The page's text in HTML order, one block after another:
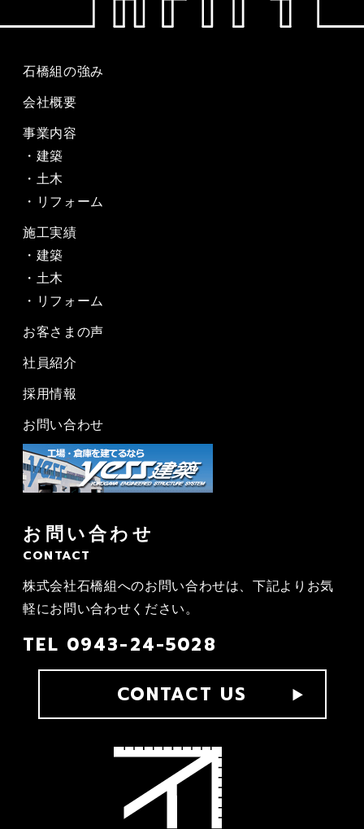
石橋組の強み
会社概要
事業内容
建築
土木
リフォーム
施工実績
建築
土木
リフォーム
お客さまの声
社員紹介
採用情報
お問い合わせ
お問い合わせ
CONTACT
株式会社石橋組へのお問い合わせは、下記よりお気
軽にお問い合わせください。
TEL 0943-24-5028
CONTACT US